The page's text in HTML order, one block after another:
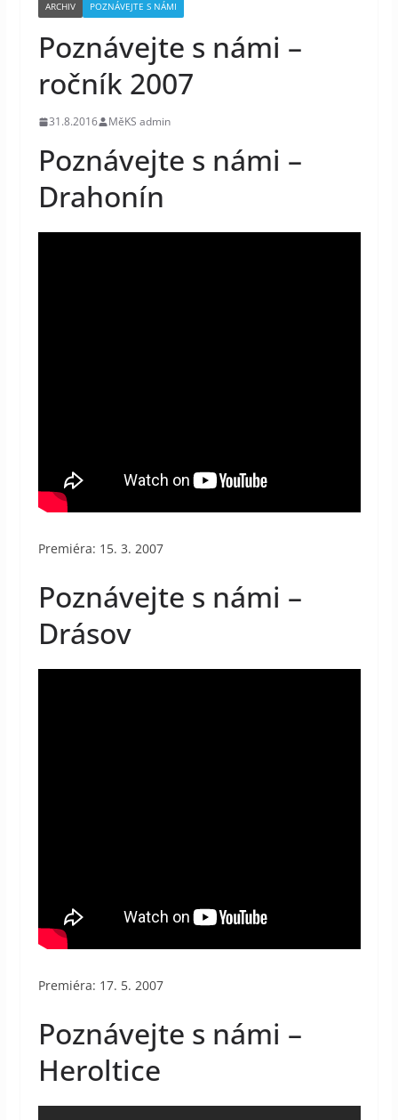
ARCHIV POZNÁVEJTE S NÁMI
Poznávejte s námi –
ročník 2007
31.8.2016 MěKS admin
Poznávejte s námi –
Drahonín
Premiéra: 15. 3. 2007
Poznávejte s námi –
Drásov
Premiéra: 17. 5. 2007
Poznávejte s námi –
Heroltice